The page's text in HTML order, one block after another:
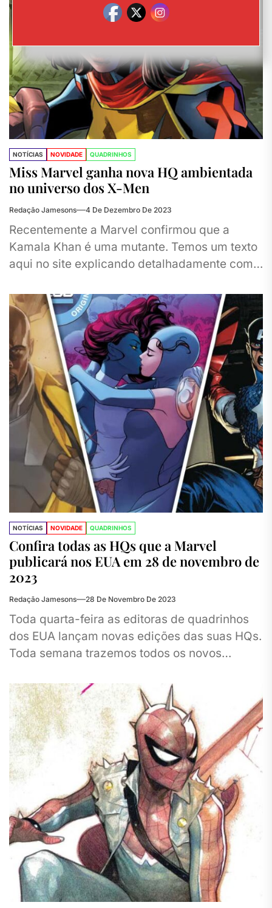
NOTÍCIAS NOVIDADE QUADRINHOS
Miss Marvel ganha nova HQ ambientada
no universo dos X-Men
Redação Jamesons 4 De Dezembro De 2023
Recentemente a Marvel confirmou que a
Kamala Khan é uma mutante. Temos um texto
aqui no site explicando detalhadamente como
NOTÍCIAS NOVIDADE QUADRINHOS
Confira todas as HQs que a Marvel
publicará nos EUA em 28 de novembro de
2023
Redação Jamesons 28 De Novembro De 2023
Toda quarta-feira as editoras de quadrinhos
dos EUA lançam novas edições das suas HQs.
Toda semana trazemos todos os novos
você...